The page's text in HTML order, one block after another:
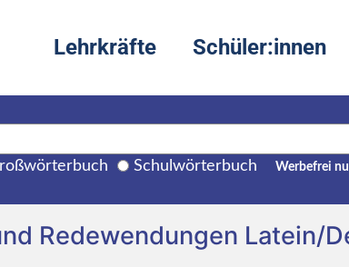
Lehrkräfte Schüler:innen
Schulwörterbuch Werbefrei
Redewendungen Latein/